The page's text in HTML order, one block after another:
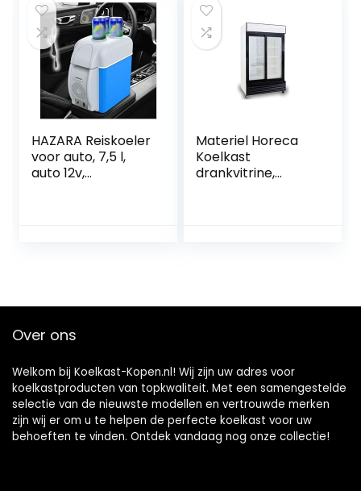
gebruikt om
dranken, snacks
op te slaan
HAZARA Reiskoeler
voor auto, 7,5 l,
auto 12v,
op te slaan
Materiel Horeca
Koelkast
drankvitrine,
Over ons
Welkom bij Koelkast-Kopen.nl! Wij zijn uw adres voor
koelkastproducten van topkwaliteit. Met een samengestelde
selectie van de nieuwste modellen en vertrouwde merken
zijn wij er om u te helpen de perfecte koelkast voor uw
behoeften te vinden. Ontdek vandaag nog onze collectie!